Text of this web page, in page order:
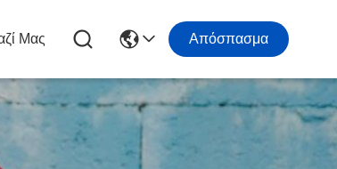
Μας Απόσπασμα